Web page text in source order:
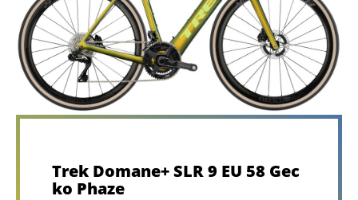
Trek Domane+ SLR 9 EU 58 Gec
ko Phaze